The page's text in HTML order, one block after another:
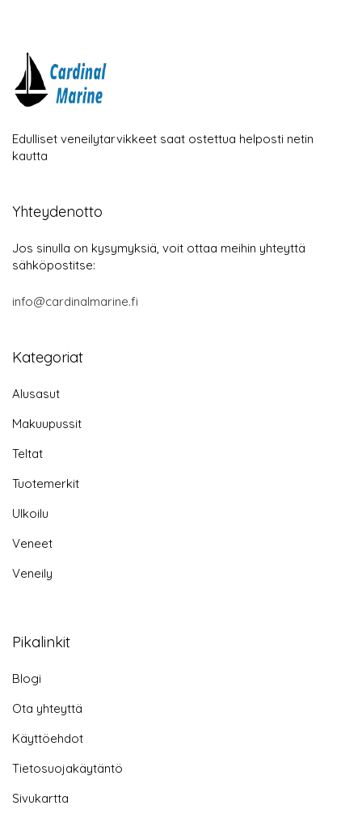
Edulliset veneilytarvikkeet saat ostettua helposti netin
kautta
Yhteydenotto
Jos sinulla on kysymyksiä, voit ottaa meihin yhteyttä
sähköpostitse:
info@cardinalmarine.fi
Kategoriat
Alusasut
Makuupussit
Teltat
Tuotemerkit
Ulkoilu
Veneet
Veneily
Pikalinkit
Blogi
Ota yhteyttä
Käyttöehdot
Tietosuojakäytäntö
Sivukartta